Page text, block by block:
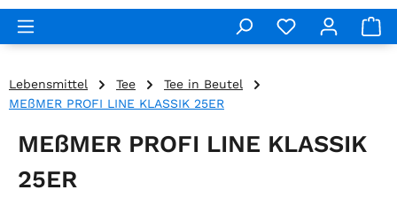
Lebensmittel Tee
Tee in Beutel
MEßMER PROFI LINE KLASSIK 25ER
MEßMER PROFI LINE KLASSIK
25ER